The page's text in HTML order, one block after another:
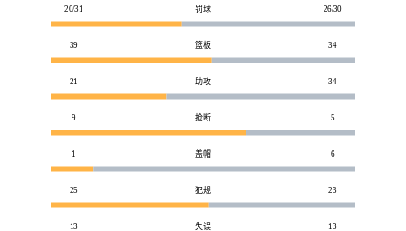
20/31 罚球 26/30
39 篮板 34
21 助攻 34
9 抢断 5
1 盖帽 6
25 犯规 23
13 失误 13